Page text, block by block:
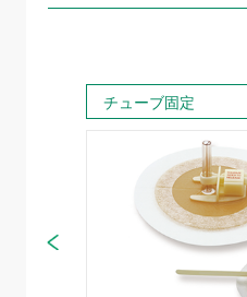
チューブ固定